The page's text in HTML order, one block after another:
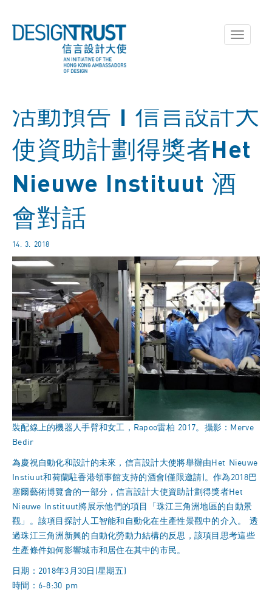
Toggle
活動預告 | 信言設計大
使資助計劃得獎者Het
Nieuwe Instituut 酒
會對話
14. 3. 2018
裝配線上的機器人手臂和女工，Rapoo雷柏 2017。攝影：Merve
Bedir
為慶祝自動化和設計的未來，信言設計大使將舉辦由Het Nieuwe
Instiuut和荷蘭駐香港領事館支持的酒會(僅限邀請)。作為2018巴
塞爾藝術博覽會的一部分，信言設計大使資助計劃得獎者Het
Nieuwe Instituut將展示他們的項目「珠江三角洲地區的自動景
觀」。該項目探討人工智能和自動化在生產性景觀中的介入。 透
過珠江三角洲新興的自動化勞動力結構的反思，該項目思考這些
生產條件如何影響城市和居住在其中的市民。
日期：2018年3月30日(星期五)
時間：6-8:30 pm